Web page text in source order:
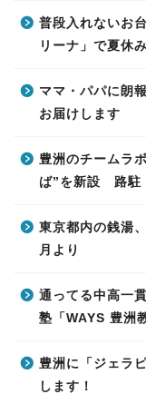
普段入れないお
リーナ」で夏休
ママ・パパに朗
お届けします
豊洲のチームラ
ば”を新設 路駐
東京都内の銭湯
月より
通ってる中高一
塾「WAYS 豊洲
豊洲に「ジェラ
します！